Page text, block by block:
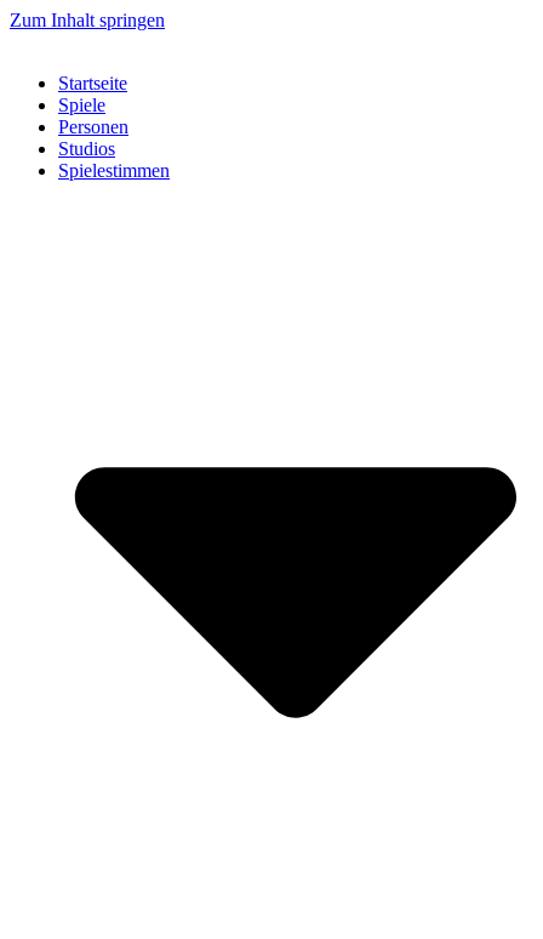
Zum Inhalt springen
Startseite
Spiele
Personen
Studios
Spielestimmen